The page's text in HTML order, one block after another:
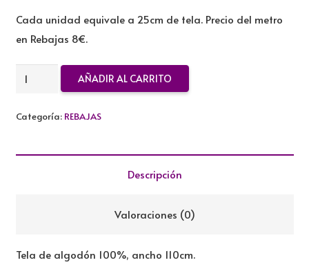
Cada unidad equivale a 25cm de tela. Precio del metro
en Rebajas 8€.
TELA
ALGODON
AÑADIR AL CARRITO
Categoría: REBAJAS
Descripción
Valoraciones (0)
Tela de algodón 100%, ancho 110cm.